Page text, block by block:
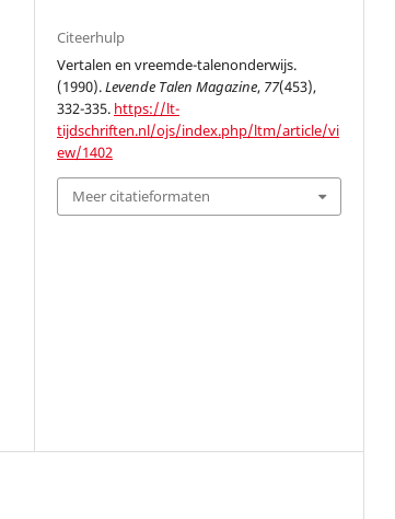
Citeerhulp
Vertalen en vreemde-talenonderwijs.
(1990).Levende Talen Magazine, 77(453),
332-335. https://lt-
tijdschriften.nl/ojs/index.php/ltm/article/vi
ew/1402
Meer citatieformaten